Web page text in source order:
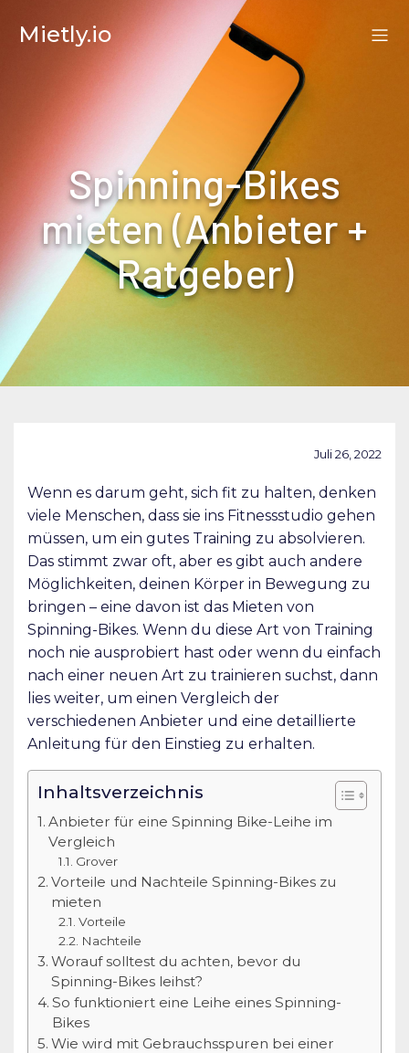
Mietly.io
Spinning-Bikes
mieten (Anbieter +
Ratgeber)
Juli 26, 2022
Wenn es darum geht, sich fit zu halten, denken
viele Menschen, dass sie ins Fitnessstudio gehen
müssen, um ein gutes Training zu absolvieren.
Das stimmt zwar oft, aber es gibt auch andere
Möglichkeiten, deinen Körper in Bewegung zu
bringen – eine davon ist das Mieten von
Spinning-Bikes. Wenn du diese Art von Training
noch nie ausprobiert hast oder wenn du einfach
nach einer neuen Art zu trainieren suchst, dann
lies weiter, um einen Vergleich der
verschiedenen Anbieter und eine detaillierte
Anleitung für den Einstieg zu erhalten.
Inhaltsverzeichnis
Anbieter für eine Spinning Bike-Leihe im
Vergleich
Grover
Vorteile und Nachteile Spinning-Bikes zu
mieten
Vorteile
Nachteile
Worauf solltest du achten, bevor du
Spinning-Bikes leihst?
So funktioniert eine Leihe eines Spinning-
Bikes
Wie wird mit Gebrauchsspuren bei einer